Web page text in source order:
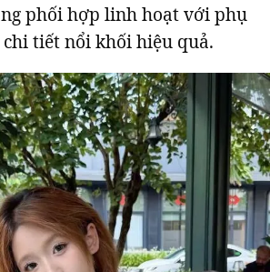
phối hợp linh hoạt với phụ
tiết nổi khối hiệu quả.